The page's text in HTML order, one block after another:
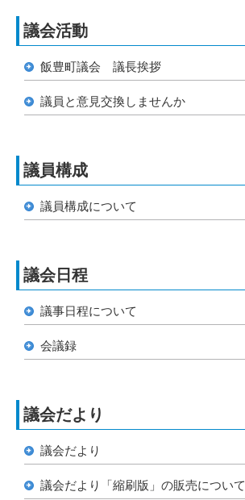
議会活動
飯豊町議会 議長挨拶
議員と意見交換しませんか
議員構成
議員構成について
議会日程
議事日程について
会議録
議会だより
議会だより
議会だ­より「縮刷­版」の販売について­­­